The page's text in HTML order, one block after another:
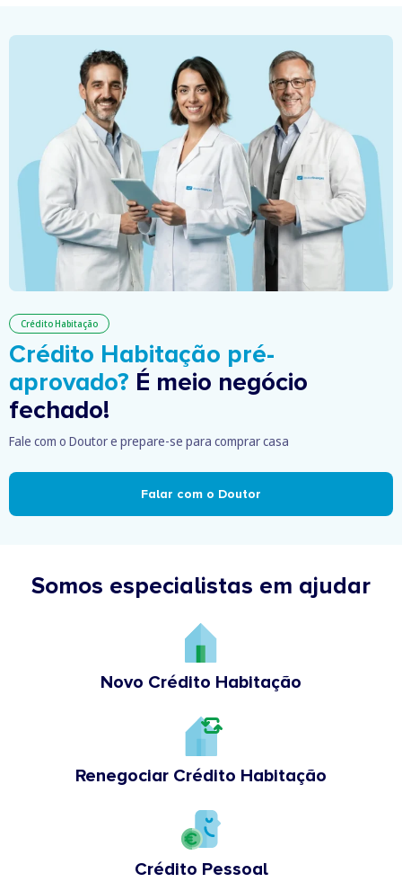
Crédito Habitação
Crédito Habitação pré-
aprovado? É meio negócio
fechado!
Fale com o Doutor e prepare-se para comprar casa
Falar com o Doutor
Somos especialistas em ajudar
Novo Crédito Habitação
Renegociar Crédito Habitação
Crédito Pessoal